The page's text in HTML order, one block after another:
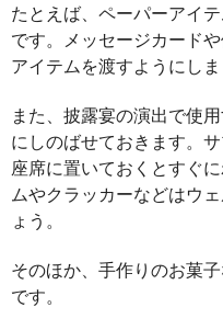
たとえば、ペーパーアイ
です。メッセージカード
アイテムを渡すようにしま
また、披露宴の演出で使
にしのばせておきます。
座席に置いておくとすぐ
ムやクラッカーなどはウ
ょう。
そのほか、手作りのお菓
です。